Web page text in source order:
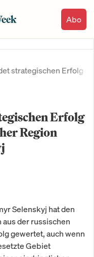
Abo
strategischen Erfolg
Erfolg
Region
Selenskyj hat den
der russischen
gewertet, auch wenn
Gebiet